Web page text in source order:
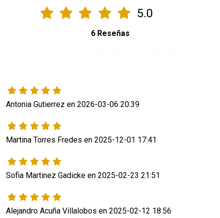
5.0
6 Reseñas
Antonia Gutierrez en 2026-03-06 20:39
Martina Torres Fredes en 2025-12-01 17:41
Sofia Martinez Gadicke en 2025-02-23 21:51
Alejandro Acuña Villalobos en 2025-02-12 18:56